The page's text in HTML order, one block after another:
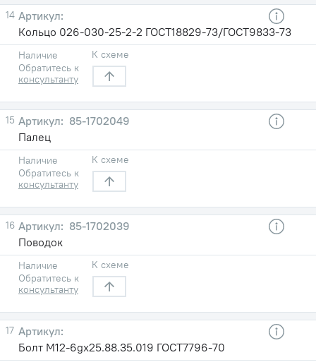
14
Кольцо 026-030-25-2-2 ГОСТ18829-73/ГОСТ9833-73
Наличие
Обратитесь к
консультанту
К схеме
15
85-1702049
Палец
Наличие
Обратитесь к
консультанту
К схеме
16
85-1702039
Поводок
Наличие
Обратитесь к
консультанту
К схеме
17
Болт М12-6gх25.88.35.019 ГОСТ7796-70